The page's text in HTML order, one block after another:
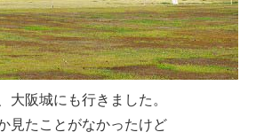
大阪城にも行きました。
見たことがなかったけど